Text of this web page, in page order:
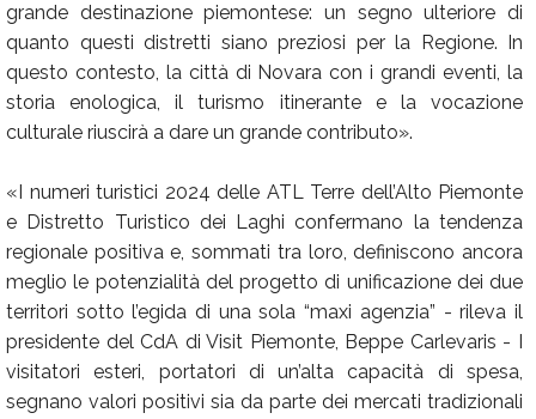
grande destinazione piemontese: un segno ulteriore di
quanto questi distretti siano preziosi per la Regione. In
questo contesto, la città di Novara con i grandi eventi, la
storia enologica, il turismo itinerante e la vocazione
culturale riuscirà a dare un grande contributo».
«I numeri turistici 2024 delle ATL Terre dell’Alto Piemonte
e Distretto Turistico dei Laghi confermano la tendenza
regionale positiva e, sommati tra loro, definiscono ancora
meglio le potenzialità del progetto di unificazione dei due
territori sotto l’egida di una sola “maxi agenzia” - rileva il
presidente del CdA di Visit Piemonte, Beppe Carlevaris - I
visitatori esteri, portatori di un’alta capacità di spesa,
segnano valori positivi sia da parte dei mercati tradizionali